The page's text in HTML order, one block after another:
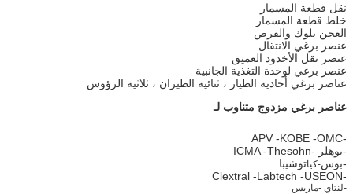
نقل قطعة المسمار
خلط قطعة المسمار
العجن بلوك والقرص
عنصر برغي الانتقال
عنصر نقل الأخدود العميق
عنصر برغي لوحدة التغذية الجانبية
عناصر برغي أحادية الطيار ، ثنائية الطيران ، ثلاثية الرؤوس
عناصر برغي مزدوج متناوب لـ
-APV -KOBE -OMC
-بوهلر -ICMA -Thesohn
-بوس-كياتوشيبا
-Clextral -Labtech -USEON
-لنتاي -ماريس